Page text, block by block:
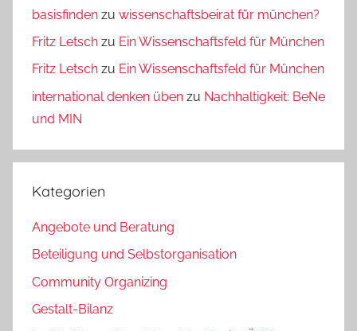
basisfinden zu wissenschaftsbeirat für münchen?
Fritz Letsch zu Ein Wissenschaftsfeld für München
Fritz Letsch zu Ein Wissenschaftsfeld für München
international denken üben zu Nachhaltigkeit: BeNe
und MIN
Kategorien
Angebote und Beratung
Beteiligung und Selbstorganisation
Community Organizing
Gestalt-Bilanz